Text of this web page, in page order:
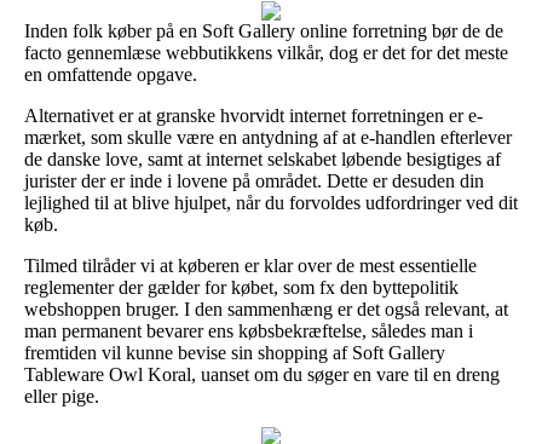
Inden folk køber på en Soft Gallery online forretning bør de de
facto gennemlæse webbutikkens vilkår, dog er det for det meste
en omfattende opgave.
Alternativet er at granske hvorvidt internet forretningen er e-
mærket, som skulle være en antydning af at e-handlen efterlever
de danske love, samt at internet selskabet løbende besigtiges af
jurister der er inde i lovene på området. Dette er desuden din
lejlighed til at blive hjulpet, når du forvoldes udfordringer ved dit
køb.
Tilmed tilråder vi at køberen er klar over de mest essentielle
reglementer der gælder for købet, som fx den byttepolitik
webshoppen bruger. I den sammenhæng er det også relevant, at
man permanent bevarer ens købsbekræftelse, således man i
fremtiden vil kunne bevise sin shopping af Soft Gallery
Tableware Owl Koral, uanset om du søger en vare til en dreng
eller pige.